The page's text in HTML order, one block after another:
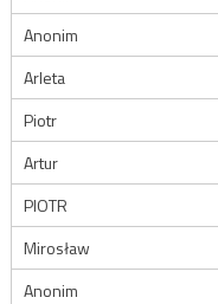
Anonim
Arleta
Piotr
Artur
PIOTR
Mirosław
Anonim